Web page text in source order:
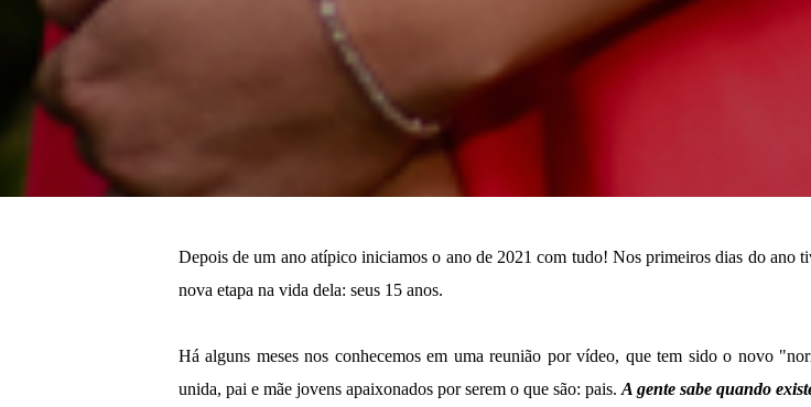
Depois de um ano atípico iniciamos o ano de 2021 com tudo! Nos primeiros dias do ano
nova etapa na vida dela: seus 15 anos.
Há alguns meses nos conhecemos em uma reunião por vídeo, que tem sido o novo
unida, pai e mãe jovens apaixonados por serem o que são: pais. A gente sabe quando